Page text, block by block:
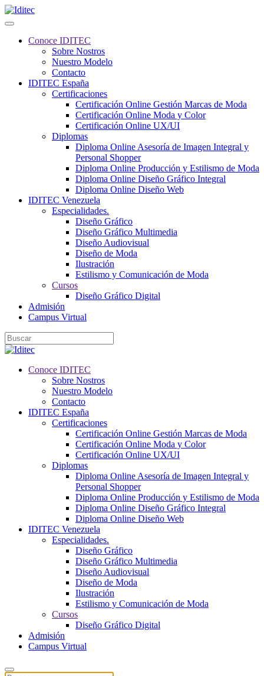
Conoce IDITEC
Sobre Nostros
Nuestro Modelo
Contacto
IDITEC España
Certificaciones
Certificación Online Gestión Marcas de Moda
Certificación Online Moda y Color
Certificación Online UX/UI
Diplomas
Diploma Online Asesoría de Imagen Integral y
Personal Shopper
Diploma Online Producción y Estilismo de Moda
Diploma Online Diseño Gráfico Integral
Diploma Online Diseño Web
IDITEC Venezuela
Especialidades.
Diseño Gráfico
Diseño Gráfico Multimedia
Diseño Audiovisual
Diseño de Moda
Ilustración
Estilismo y Comunicación de Moda
Cursos
Diseño Gráfico Digital
Admisión
Campus Virtual
Conoce IDITEC
Sobre Nostros
Nuestro Modelo
Contacto
IDITEC España
Certificaciones
Certificación Online Gestión Marcas de Moda
Certificación Online Moda y Color
Certificación Online UX/UI
Diplomas
Diploma Online Asesoría de Imagen Integral y
Personal Shopper
Diploma Online Producción y Estilismo de Moda
Diploma Online Diseño Gráfico Integral
Diploma Online Diseño Web
IDITEC Venezuela
Especialidades.
Diseño Gráfico
Diseño Gráfico Multimedia
Diseño Audiovisual
Diseño de Moda
Ilustración
Estilismo y Comunicación de Moda
Cursos
Diseño Gráfico Digital
Admisión
Campus Virtual